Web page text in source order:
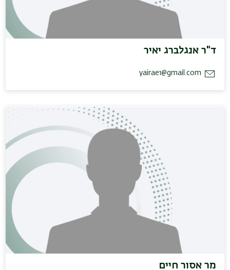
ד"ר אנגלברג יאיר
yairae1@gmail.com
מר אסור חיים